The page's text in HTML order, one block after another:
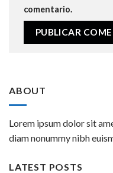
comentario.
ABOUT
Lorem ipsum dolor sit
diam nonummy nibh
LATEST POSTS